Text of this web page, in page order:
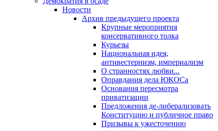
Новости
Архив предыдущего проекта
Крупные мероприятия
консервативного толка
Курьезы
Национальная идея,
антивестернизм, империализм
О странностях любви...
Оправдания дела ЮКОСа
Основания пересмотра
приватизации
Предложения де-либерализовать
Конституцию и публичное право
Призывы к ужесточению